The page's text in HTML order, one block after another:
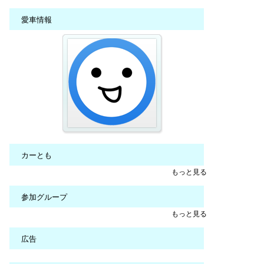
愛車情報
カーとも
もっと見る
参加グループ
もっと見る
広告